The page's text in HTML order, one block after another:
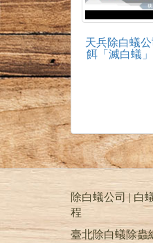
天兵除白蟻
餌「滅白蟻
除白蟻公司 | 白
程
臺北除白蟻除蟲